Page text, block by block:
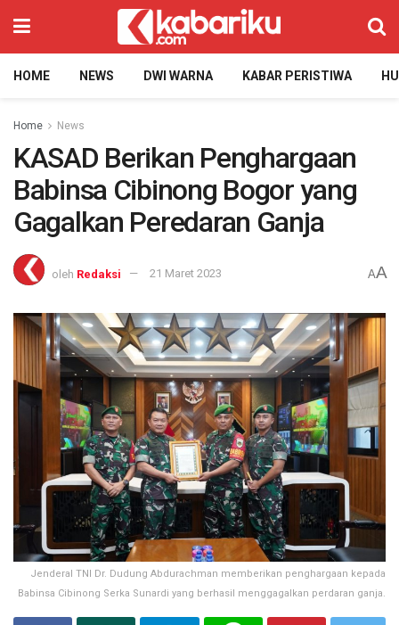
HOME NEWS DWI WARNA KABAR PERISTIWA
Home News
KASAD Berikan Penghargaan
Babinsa Cibinong Bogor yang
Gagalkan Peredaran Ganja
oleh Redaksi 21 Maret 2023 AA
Jenderal TNI Dr. Dudung Abdurachman memberikan penghargaan kepada
Babinsa Cibinong Serka Sunardi yang berhasil menggagalkan perdaran ganja.